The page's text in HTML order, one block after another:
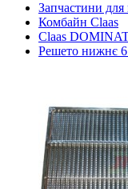
Запчастини для
Комбайн Claas
Claas
Решето нижнє